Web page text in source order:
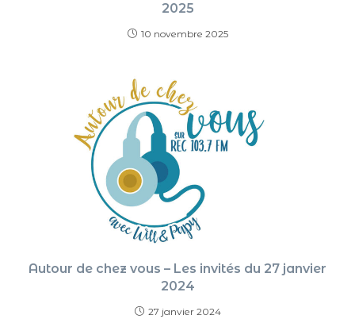
2025
10 novembre 2025
Autour de chez vous – Les invités du 27 janvier
2024
27 janvier 2024